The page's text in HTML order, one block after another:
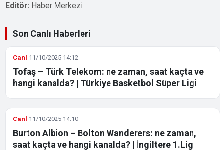
Editör: Haber Merkezi
Son Canlı Haberleri
Canlı11/10/2025 14:12
Tofaş – Türk Telekom: ne zaman, saat kaçta ve
hangi kanalda? | Türkiye Basketbol Süper Ligi
Canlı11/10/2025 14:10
Burton Albion – Bolton Wanderers: ne zaman,
saat kaçta ve hangi kanalda? | İngiltere 1.Lig